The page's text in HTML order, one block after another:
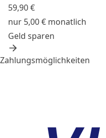
59,90 €
nur 5,00 € monatlich
Geld sparen
Zahlungsmöglichkeiten